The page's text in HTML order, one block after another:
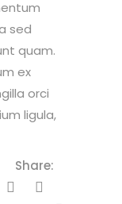
sed
quam.
ex
orci
ligula,
Share: